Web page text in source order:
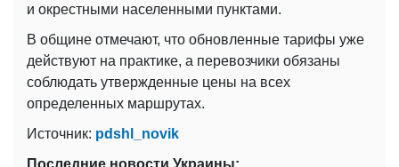
и окрестными населенными пунктами.
В общине отмечают, что обновленные тарифы уже
действуют на практике, а перевозчики обязаны
соблюдать утвержденные цены на всех
определенных маршрутах.
Источник: pdshl_novik
Последние новости Украины: